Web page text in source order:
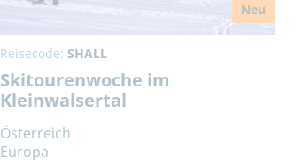
Neu
Reisecode: SHALL
Skitourenwoche im
Kleinwalsertal
Österreich
Europa